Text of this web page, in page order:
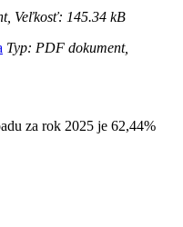
Veľkosť: 145.34 kB
Typ: PDF dokument,
za rok 2025 je 62,44%